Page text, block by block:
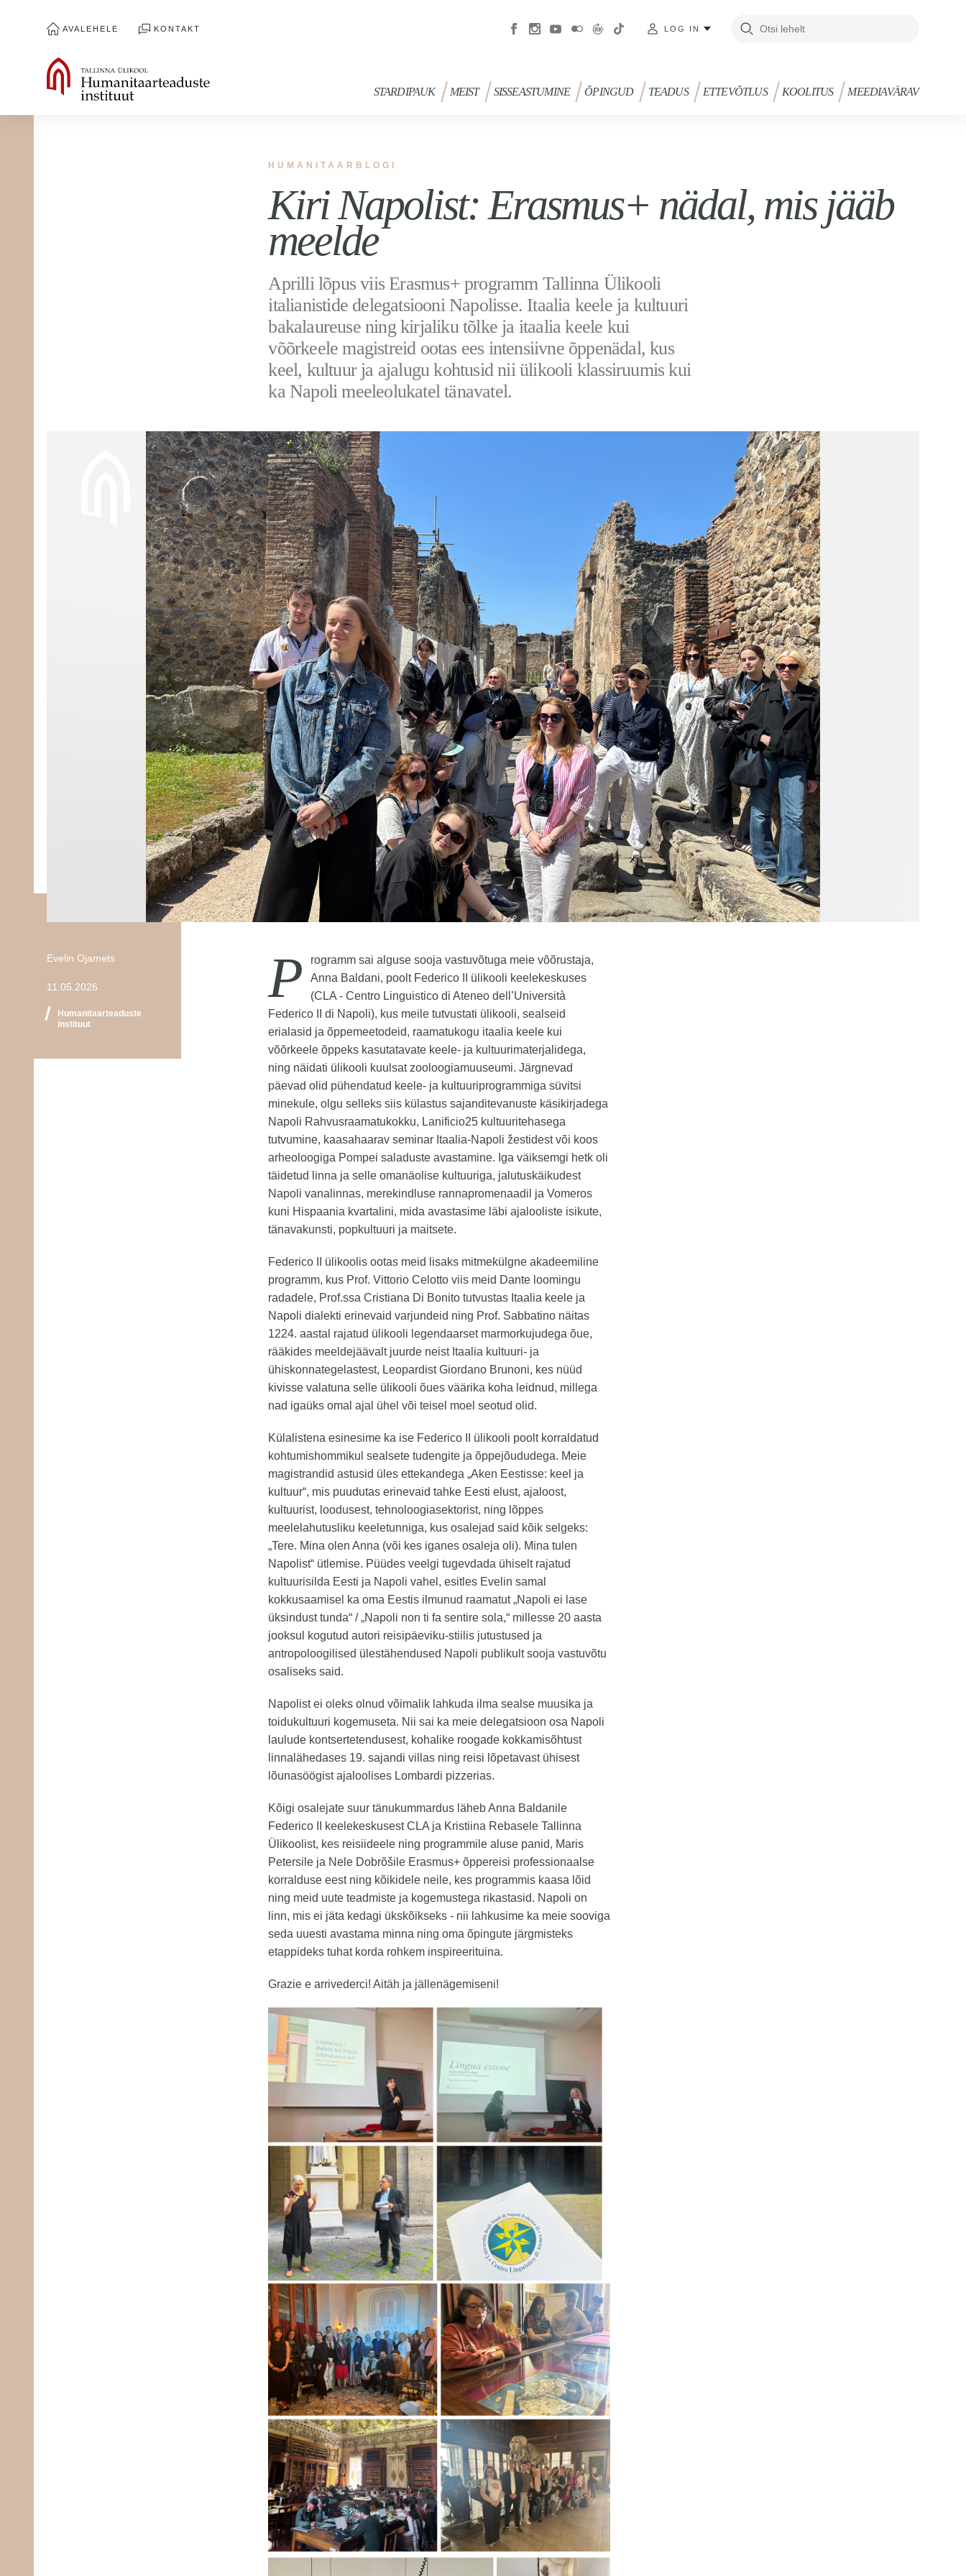
AVALEHELE KONTAKT LOG IN
STARDIPAUK MEIST SISSEASTUMINE ÕPINGUD TEADUS ETTEVÕTLUS KOOLITUS MEEDIAVÄRAV
HUMANITAARBLOGI
Kiri Napolist: Erasmus+ nädal, mis jääb
meelde
Aprilli lõpus viis Erasmus+ programm Tallinna Ülikooli
italianistide delegatsiooni Napolisse. Itaalia keele ja kultuuri
bakalaureuse ning kirjaliku tõlke ja itaalia keele kui
võõrkeele magistreid ootas ees intensiivne õppenädal, kus
keel, kultuur ja ajalugu kohtusid nii ülikooli klassiruumis kui
ka Napoli meeleolukatel tänavatel.
Evelin Ojamets
11.05.2026
Humanitaarteaduste
instituut
P
rogramm sai alguse sooja vastuvõtuga meie võõrustaja,
Anna Baldani, poolt Federico II ülikooli keelekeskuses
(CLA - Centro Linguistico di Ateneo dell’Università
Federico II di Napoli), kus meile tutvustati ülikooli, sealseid
erialasid ja õppemeetodeid, raamatukogu itaalia keele kui
võõrkeele õppeks kasutatavate keele- ja kultuurimaterjalidega,
ning näidati ülikooli kuulsat zooloogiamuuseumi. Järgnevad
päevad olid pühendatud keele- ja kultuuriprogrammiga süvitsi
minekule, olgu selleks siis külastus sajanditevanuste käsikirjadega
Napoli Rahvusraamatukokku, Lanificio25 kultuuritehasega
tutvumine, kaasahaarav seminar Itaalia-Napoli žestidest või koos
arheoloogiga Pompei saladuste avastamine. Iga väiksemgi hetk oli
täidetud linna ja selle omanäolise kultuuriga, jalutuskäikudest
Napoli vanalinnas, merekindluse rannapromenaadil ja Vomeros
kuni Hispaania kvartalini, mida avastasime läbi ajalooliste isikute,
tänavakunsti, popkultuuri ja maitsete.
Federico II ülikoolis ootas meid lisaks mitmekülgne akadeemiline
programm, kus Prof. Vittorio Celotto viis meid Dante loomingu
radadele, Prof.ssa Cristiana Di Bonito tutvustas Itaalia keele ja
Napoli dialekti erinevaid varjundeid ning Prof. Sabbatino näitas
1224. aastal rajatud ülikooli legendaarset marmorkujudega õue,
rääkides meeldejäävalt juurde neist Itaalia kultuuri- ja
ühiskonnategelastest, Leopardist Giordano Brunoni, kes nüüd
kivisse valatuna selle ülikooli õues väärika koha leidnud, millega
nad igaüks omal ajal ühel või teisel moel seotud olid.
Külalistena esinesime ka ise Federico II ülikooli poolt korraldatud
kohtumishommikul sealsete tudengite ja õppejõududega. Meie
magistrandid astusid üles ettekandega „Aken Eestisse: keel ja
kultuur“, mis puudutas erinevaid tahke Eesti elust, ajaloost,
kultuurist, loodusest, tehnoloogiasektorist, ning lõppes
meelelahutusliku keeletunniga, kus osalejad said kõik selgeks:
„Tere. Mina olen Anna (või kes iganes osaleja oli). Mina tulen
Napolist“ ütlemise. Püüdes veelgi tugevdada ühiselt rajatud
kultuurisilda Eesti ja Napoli vahel, esitles Evelin samal
kokkusaamisel ka oma Eestis ilmunud raamatut „Napoli ei lase
üksindust tunda“ / „Napoli non ti fa sentire sola,“ millesse 20 aasta
jooksul kogutud autori reisipäeviku-stiilis jutustused ja
antropoloogilised ülestähendused Napoli publikult sooja vastuvõtu
osaliseks said.
Napolist ei oleks olnud võimalik lahkuda ilma sealse muusika ja
toidukultuuri kogemuseta. Nii sai ka meie delegatsioon osa Napoli
laulude kontsertetendusest, kohalike roogade kokkamisõhtust
linnalähedases 19. sajandi villas ning reisi lõpetavast ühisest
lõunasöögist ajaloolises Lombardi pizzerias.
Kõigi osalejate suur tänukummardus läheb Anna Baldanile
Federico II keelekeskusest CLA ja Kristiina Rebasele Tallinna
Ülikoolist, kes reisiideele ning programmile aluse panid, Maris
Petersile ja Nele Dobrõšile Erasmus+ õppereisi professionaalse
korralduse eest ning kõikidele neile, kes programmis kaasa lõid
ning meid uute teadmiste ja kogemustega rikastasid. Napoli on
linn, mis ei jäta kedagi ükskõikseks - nii lahkusime ka meie sooviga
seda uuesti avastama minna ning oma õpingute järgmisteks
etappideks tuhat korda rohkem inspireerituina.
Grazie e arrivederci! Aitäh ja jällenägemiseni!